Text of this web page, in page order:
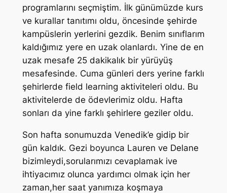
programlarını seçmiştim. İlk günümüzde kurs
ve kurallar tanıtımı oldu, öncesinde şehirde
kampüslerin yerlerini gezdik. Benim sınıflarım
kaldığımız yere en uzak olanlardı. Yine de en
uzak mesafe 25 dakikalık bir yürüyüş
mesafesinde. Cuma günleri ders yerine farklı
şehirlerde field learning aktiviteleri oldu. Bu
aktivitelerde de ödevlerimiz oldu. Hafta
sonları da yine farklı şehirlere geziler oldu.
Son hafta sonumuzda Venedik’e gidip bir
gün kaldık. Gezi boyunca Lauren ve Delane
bizimleydi,sorularımızı cevaplamak ive
ihtiyacımız olunca yardımcı olmak için her
zaman,her saat yanımıza koşmaya